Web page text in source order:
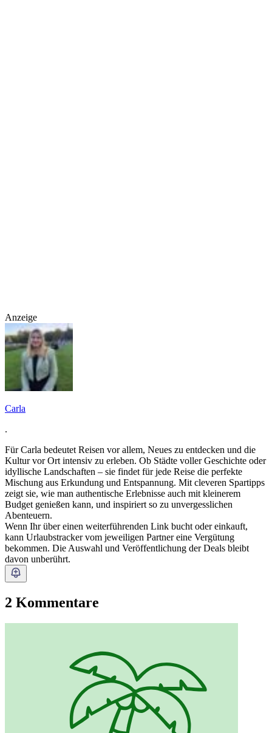
Anzeige
Carla
.
Für Carla bedeutet Reisen vor allem, Neues zu entdecken und die
Kultur vor Ort intensiv zu erleben. Ob Städte voller Geschichte oder
idyllische Landschaften – sie findet für jede Reise die perfekte
Mischung aus Erkundung und Entspannung. Mit cleveren Spartipps
zeigt sie, wie man authentische Erlebnisse auch mit kleinerem
Budget genießen kann, und inspiriert so zu unvergesslichen
Abenteuern.
Wenn Ihr über einen weiterführenden Link bucht oder einkauft,
kann Urlaubstracker vom jeweiligen Partner eine Vergütung
bekommen. Die Auswahl und Veröffentlichung der Deals bleibt
davon unberührt.
2 Kommentare